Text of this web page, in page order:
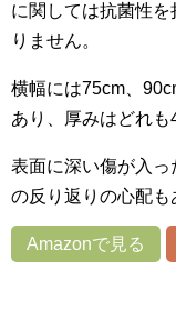
に関しては抗菌性
りません。
横幅には75cm、
あり、厚みはどれも
表面に深い傷が入
の反り返りの心配も
Amazonで見る